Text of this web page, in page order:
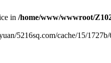
in /home/www/wwwroot/
5216sq.com/cache/15/